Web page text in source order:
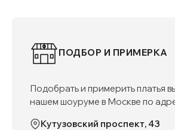
ПОДБОР И ПРИМЕРКА
Подобрать и примерить платья
нашем шоуруме в Москве по
Кутузовский проспект, 43